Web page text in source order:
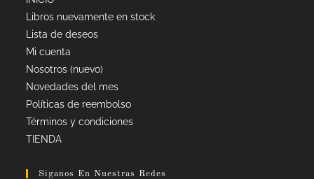
Libros nuevamente en stock
Lista de deseos
Mi cuenta
Nosotros (nuevo)
Novedades del mes
Políticas de reembolso
Términos y condiciones
TIENDA
Siganos En Nuestras Redes